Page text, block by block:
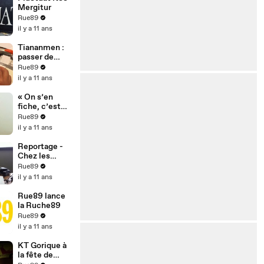
Rue89 n°1
Mergitur
Rue89
il y a 11 ans
Tiananmen :
passer de
négatif à
positif
Rue89
il y a 11 ans
« On s’en
fiche, c’est
jeudi ! »
Rue89
il y a 11 ans
Reportage -
Chez les
roboticiens
mous
Rue89
il y a 11 ans
Rue89 lance
la Ruche89
Rue89
il y a 11 ans
KT Gorique à
la fête de